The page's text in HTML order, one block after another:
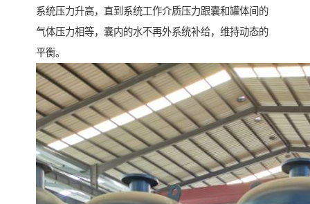
系统压力升高，直到系统工作介质压力跟囊和罐体间的
气体压力相等，囊内的水不再外系统补给，维持动态的
平衡。